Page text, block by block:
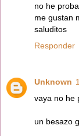
no he
me gustan
saluditos
Responder
Unknown
vaya no he
un besazo